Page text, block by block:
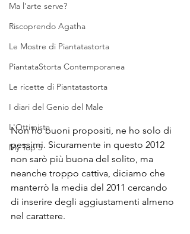
Ma l'arte serve?
Riscoprendo Agatha
Le Mostre di Piantatastorta
PiantataStorta Contemporanea
Le ricette di Piantatastorta
I diari del Genio del Male
L'Ottimista
My Top 5
Non ho buoni propositi, ne ho solo di
pessimi. Sicuramente in questo 2012
non sarò più buona del solito, ma
neanche troppo cattiva, diciamo che
manterrò la media del 2011 cercando
di inserire degli aggiustamenti almeno
nel carattere.